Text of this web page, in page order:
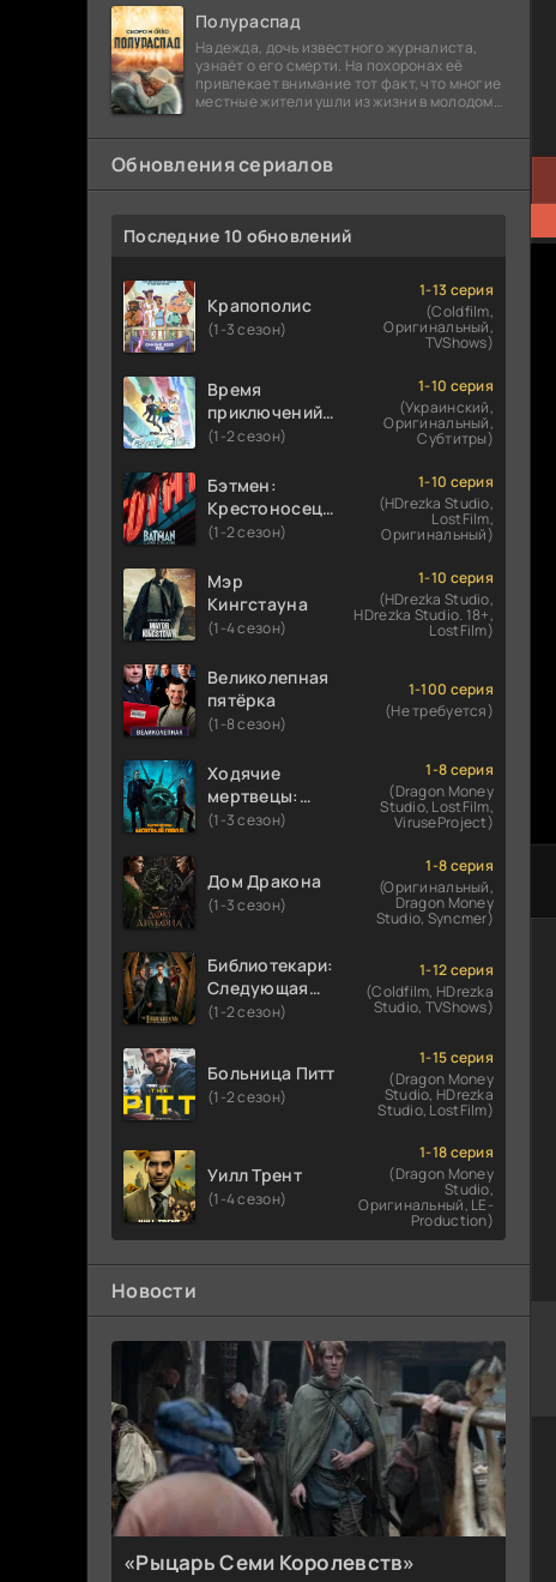
победу еще сорок
Полураспад
Надежда, дочь известного журналиста,
узнаёт о его смерти. На похоронах её
привлекает внимание тот факт, что многие
местные жители ушли из жизни в молодом
бомбы
Обновления сериалов
Последние 10 обновлений
Крапополис
(1-3 сезон)
1-13 серия
(Coldfilm,
Оригинальный,
TVShows)
Время
приключений:
Фионна и Кейк
(1-2 сезон)
1-10 серия
(Украинский,
Оригинальный,
Субтитры)
Бэтмен:
Крестоносец в
плаще
(1-2 сезон)
1-10 серия
(HDrezka Studio,
LostFilm,
Оригинальный)
Мэр
Кингстауна
(1-4 сезон)
1-10 серия
(HDrezka Studio,
HDrezka Studio. 18+,
LostFilm)
Великолепная
пятёрка
(1-8 сезон)
1-100 серия
(Не требуется)
Ходячие
мертвецы:
Мертвый
(1-3 сезон)
1-8 серия
(Dragon Money
Studio, LostFilm,
ViruseProject)
Дом Дракона
(1-3 сезон)
1-8 серия
(Оригинальный,
Dragon Money
Studio, Syncmer)
Библиотекари:
Следующая
глава
(1-2 сезон)
1-12 серия
(Coldfilm, HDrezka
Studio, TVShows)
Больница Питт
(1-2 сезон)
1-15 серия
(Dragon Money
Studio, HDrezka
Studio, LostFilm)
Уилл Трент
(1-4 сезон)
1-18 серия
(Dragon Money
Studio,
Оригинальный, LE-
Production)
Новости
«Рыцарь Семи Королевств»